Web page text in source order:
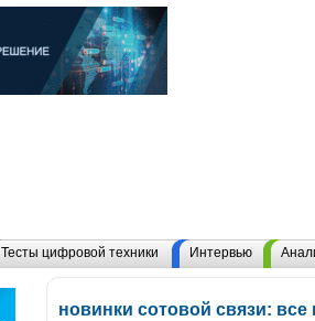
Тесты цифровой техники Интервью
новинки сотовой связи: